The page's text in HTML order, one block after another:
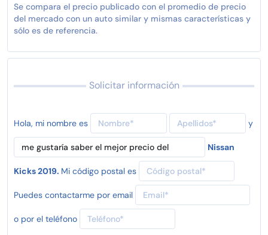
Se compara el precio publicado con el promedio de precio
del mercado con un auto similar y mismas características y
sólo es de referencia.
Solicitar información
Hola, mi nombre es y
Nissan
Kicks 2019. Mi código postal es
Puedes contactarme por email
o por el teléfono